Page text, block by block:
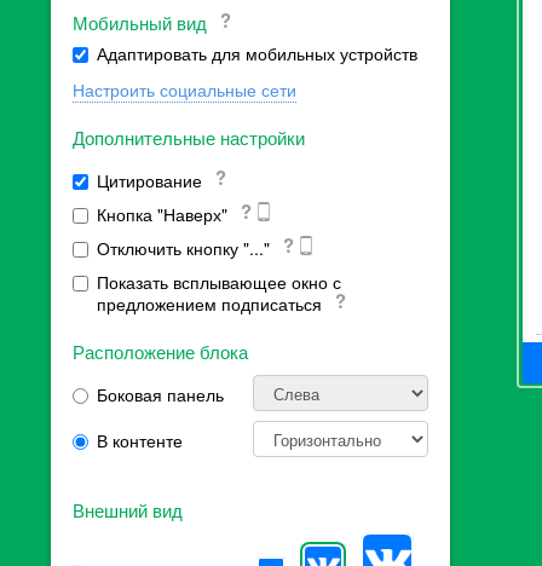
Мобильный вид
Адаптировать для мобильных устройств
Настроить социальные сети
Дополнительные настройки
Цитирование
Кнопка "Наверх"
Отключить кнопку "..."
Показать всплывающее окно с
предложением подписаться
Расположение блока
Боковая панель
В контенте
Внешний вид